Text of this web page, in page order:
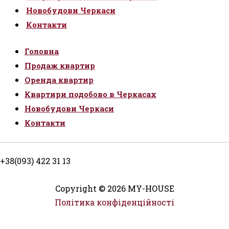
Новобудови Черкаси
Контакти
Головна
Продаж квартир
Оренда квартир
Квартири подобово в Черкасах
Новобудови Черкаси
Контакти
+38(093) 422 31 13
Copyright © 2026 MY-HOUSE
Політика конфіденційності